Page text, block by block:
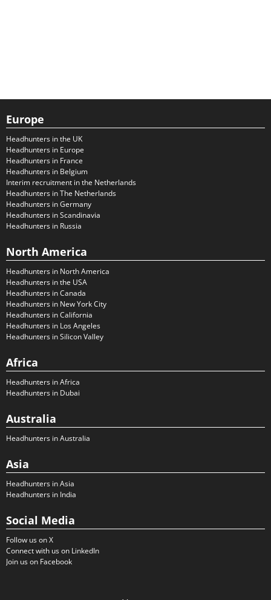
Europe
Headhunters in the UK
Headhunters in Europe
Headhunters in France
Headhunters in Belgium
Interim recruitment in the Netherlands
Headhunters in The Netherlands
Headhunters in Germany
Headhunters in Scandinavia
Headhunters in Russia
North America
Headhunters in North America
Headhunters in the USA
Headhunters in Canada
Headhunters in New York City
Headhunters in California
Headhunters in Los Angeles
Headhunters in Silicon Valley
Africa
Headhunters in Africa
Headhunters in Dubai
Australia
Headhunters in Australia
Asia
Headhunters in Asia
Headhunters in India
Social Media
Follow us on X
Connect with us on LinkedIn
Join us on Facebook